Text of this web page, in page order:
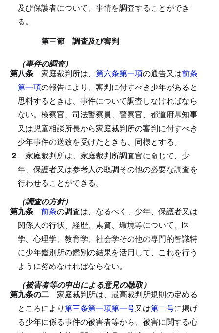
及び保護者について、事情を調査することができ
る。
第三節 調査及び審判
（事件の調査）
第八条 家庭裁判所は、 第六条第一項の通告又は前条
第一項の報告により、審判に付すべき少年があると
思料するときは、事件について調査しなければなら
ない。 検察官、司法警察員、警察官、都道府県知事
又は児童相談所長から家庭裁判所の審判に付すべき
少年事件の送致を受けたときも、同様とする。
２ 家庭裁判所は、家庭裁判所調査官に命じて、少
年、保護者又は参考人の取調その他の必要な調査を
行わせることができる。
（調査の方針）
第九条 前条の調査は、なるべく、少年、保護者又は
関係人の行状、経歴、素質、環境等について、医
学、心理学、教育学、社会学その他の専門的智識特
に少年鑑別所の鑑別の結果を活用して、これを行う
ように努めなければならない。
（被害者等の申出による意見の聴取）
第九条の二 家庭裁判所は、最高裁判所規則の定める
ところにより第三条第一項第一号又は第二号に掲げ
る少年に係る事件の被害者等から、被害に関する心